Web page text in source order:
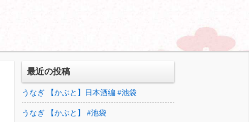
最近の投稿
うなぎ 【かぶと】日本酒編 #池袋
うなぎ 【かぶと】 #池袋